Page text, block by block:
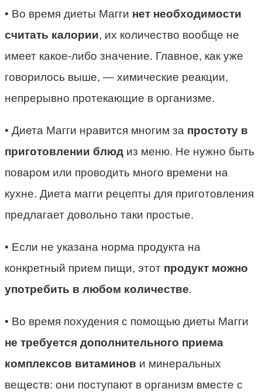
• Во время диеты Магги нет необходимости
считать калории, их количество вообще не
имеет какое-либо значение. Главное, как уже
говорилось выше, — химические реакции,
непрерывно протекающие в организме.
• Диета Магги нравится многим за простоту в
приготовлении блюд из меню. Не нужно быть
поваром или проводить много времени на
кухне. Диета магги рецепты для приготовления
предлагает довольно таки простые.
• Если не указана норма продукта на
конкретный прием пищи, этот продукт можно
употребить в любом количестве.
• Во время похудения с помощью диеты Магги
не требуется дополнительного приема
комплексов витаминов и минеральных
веществ: они поступают в организм вместе с